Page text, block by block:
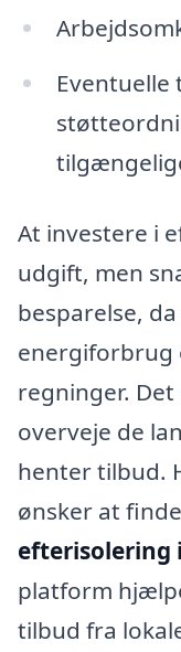
Eventuelle
At investere i
udgift, men
besparelse,
energiforbrug
regninger.
overveje de
henter tilbud.
ønsker at
efterisolering
platform
tilbud fra